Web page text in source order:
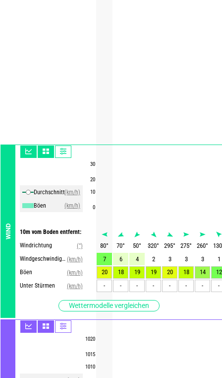
WIND
Durchschnittliche Winde
(km/h)
Böen
(km/h)
10m vom Boden entfernt:
Windrichtung
(°)
Windgeschwindigkeit (km/h)
Böen
(km/h)
Unter Stürmen
(km/h)
Wettermodelle vergleichen
30
20
10
0
1020
1015
1010
80° 70° 50° 320° 295° 275° 260°
130
7
6 4 2 3 3 3
1
20
18 19 19 20 18 14
12
-
- - - - - - -